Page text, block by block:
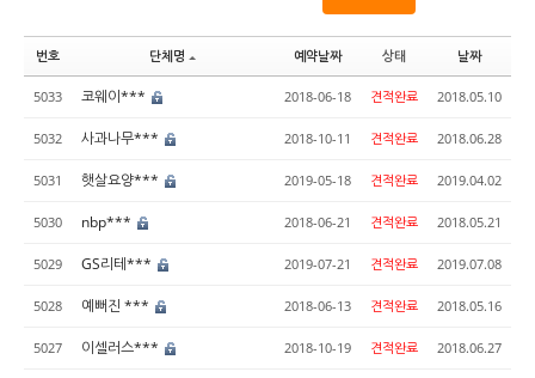
번호 단체명 예약날짜 상태 날짜
5033 코웨이*** 2018-06-18 견적완료 2018.05.10
5032 사과나무*** 2018-10-11 견적완료 2018.06.28
5031 햇살요양*** 2019-05-18 견적완료 2019.04.02
5030 nbp*** 2018-06-21 견적완료 2018.05.21
5029 GS리테*** 2019-07-21 견적완료 2019.07.08
5028 예뻐진 *** 2018-06-13 견적완료 2018.05.16
5027 이셀러스*** 2018-10-19 견적완료 2018.06.27